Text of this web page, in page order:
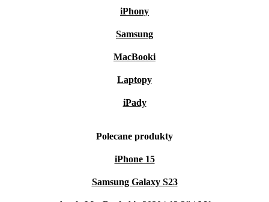
iPhony
Samsung
MacBooki
Laptopy
iPady
Polecane produkty
iPhone 15
Samsung Galaxy S23